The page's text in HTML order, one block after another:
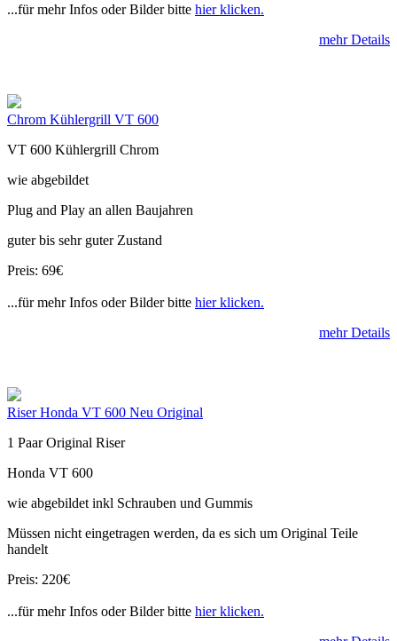
...für mehr Infos oder Bilder bitte hier klicken.
mehr Details
Chrom Kühlergrill VT 600
VT 600 Kühlergrill Chrom
wie abgebildet
Plug and Play an allen Baujahren
guter bis sehr guter Zustand
Preis: 69€
...für mehr Infos oder Bilder bitte hier klicken.
mehr Details
Riser Honda VT 600 Neu Original
1 Paar Original Riser
Honda VT 600
wie abgebildet inkl Schrauben und Gummis
Müssen nicht eingetragen werden, da es sich um Original Teile
handelt
Preis: 220€
...für mehr Infos oder Bilder bitte hier klicken.